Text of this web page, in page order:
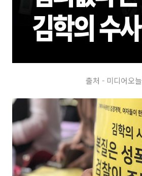
출처 - 미디어오늘